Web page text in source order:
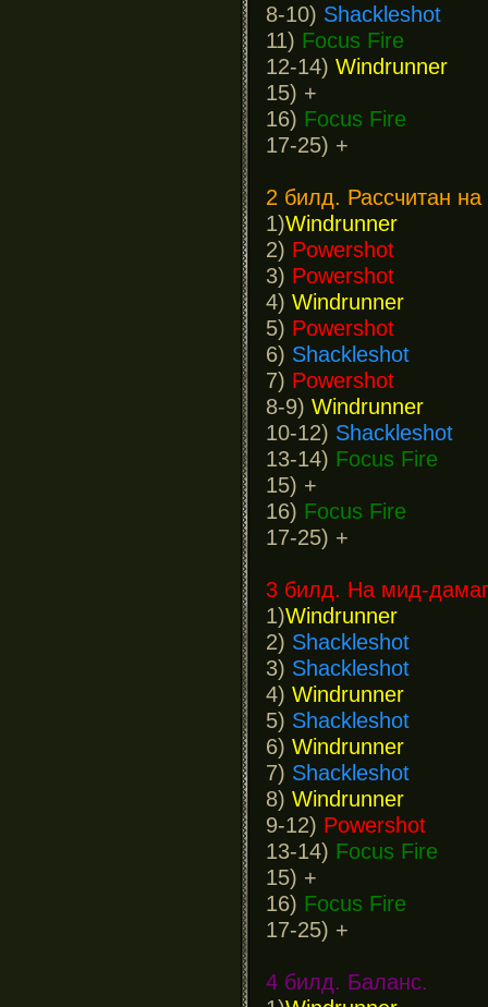
8-10) Shackleshot
11) Focus Fire
12-14) Windrunner
15) +
16) Focus Fire
17-25) +
2 билд. Рассчитан на
1)Windrunner
2) Powershot
3) Powershot
4) Windrunner
5) Powershot
6) Shackleshot
7) Powershot
8-9) Windrunner
10-12) Shackleshot
13-14) Focus Fire
15) +
16) Focus Fire
17-25) +
3 билд. На мид-
1)Windrunner
2) Shackleshot
3) Shackleshot
4) Windrunner
5) Shackleshot
6) Windrunner
7) Shackleshot
8) Windrunner
9-12) Powershot
13-14) Focus Fire
15) +
16) Focus Fire
17-25) +
4 билд. Баланс.